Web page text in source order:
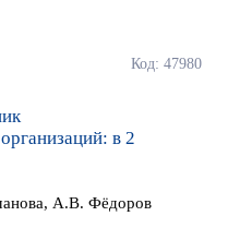
Код: 47980
в 2
А.В. Фёдоров